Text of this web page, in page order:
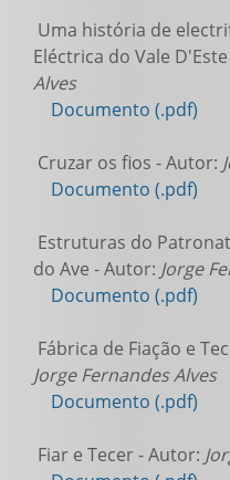
Uma história de
Eléctrica do Vale
Alves
Documento (.pdf)
Cruzar os fios - Autor:
Documento (.pdf)
Estruturas do
do Ave - Autor: Jorge
Documento (.pdf)
Fábrica de Fiação e
Jorge Fernandes Alves
Documento (.pdf)
Fiar e Tecer - Autor: